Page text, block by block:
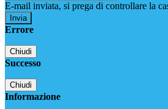
E-mail inviata, si prega di controllare la
Errore
Chiudi
Successo
Chiudi
Informazione